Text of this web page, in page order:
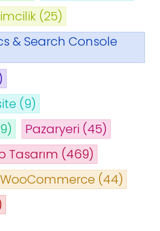
(25)
& Search Console
(9)
Pazaryeri (45)
Tasarım (469)
WooCommerce (44)